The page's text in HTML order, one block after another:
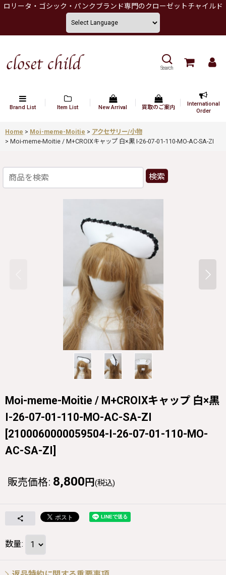
ロリータ・ゴシック・パンクブランド専門のクローゼットチャイルド
Search
Brand List Item List New Arrival 買取のご案内
International
Order
Home > Moi-meme-Moitie > アクセサリー/小物
> Moi-meme-Moitie / M+CROIXキャップ 白×黒 I-26-07-01-110-MO-AC-SA-ZI
検索
Moi-meme-Moitie / M+CROIXキャップ 白×黒
I-26-07-01-110-MO-AC-SA-ZI
[2100060000059504-I-26-07-01-110-MO-
AC-SA-ZI]
販売価格: 8,800 円 (税込)
数量: